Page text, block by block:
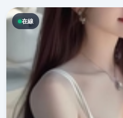
在線